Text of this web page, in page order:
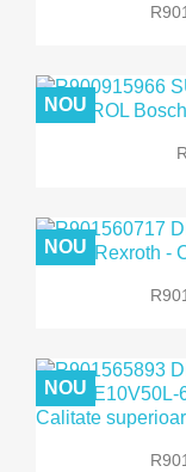
NOU
NOU
NOU